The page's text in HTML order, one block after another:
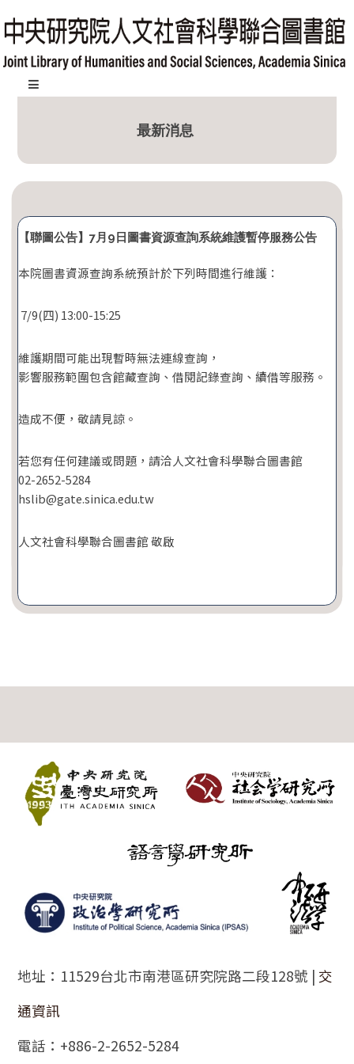
跳
到
主
內
塊
最新消息
【聯圖公告】7月9日圖書資源查詢系統維護暫停服務公告
本院圖書資源查詢系統預計於下列時間進行維護：
7/9(四) 13:00-15:25
維護期間可能出現暫時無法連線查詢，
影響服務範圍包含館藏查詢、借閱記錄查詢、續借等服務。
造成不便，敬請見諒。
若您有任何建議或問題，請洽人文社會科學聯合圖書館
02-2652-5284
hslib@gate.sinica.edu.tw
人文社會科學聯合圖書館 敬啟
地址：11529台北市南港區研究院路二段128號 | 交
通資訊
電話：+886-2-2652-5284